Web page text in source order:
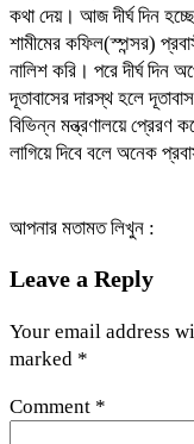
কথা দেয়। আজ দীর্ঘ দিন
শামীমের কফিল(স্পন্সর)
নালিশ করি। পরে দীর্ঘ দিন
দূতাবাসের দারস্থ হলে
বিভিন্ন মন্ত্রণালয়ে প্রেরণ
লাগিয়ে দিবে বলে অনেক
আপনার মতামত লিখুন :
Leave a Reply
Your email address
marked *
Comment *